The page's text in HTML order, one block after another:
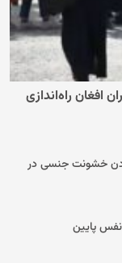
افغان راه‌اندازی
خشونت جنسی در
نفس پایین